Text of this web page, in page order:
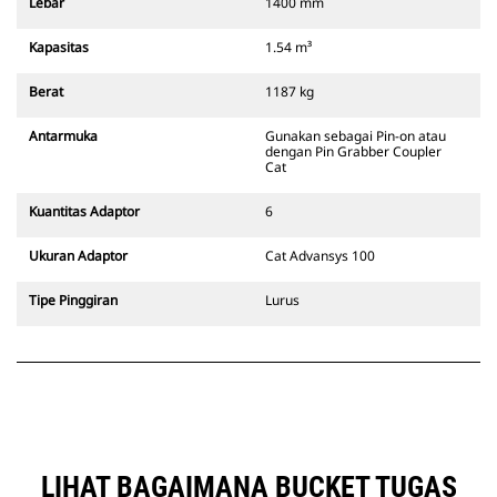
garis pandang operator.
kompatibel dengan excavator
excavator beroda. Trenching width
Attachment yang kompatibel
dengan sistem Coupler Khusus
coupler yang tetap. Coupler
penguncian jenis baji untuk
terpasang kencang.
excavator beroda.
Kapasitas 1.54 m³
Berat 1187 kg
Antarmuka
Gunakan sebagai Pin-on atau
dengan Pin Grabber Coupler
Cat
Kuantitas Adaptor 6
Ukuran Adaptor Cat Advansys 100
Tipe Pinggiran Lurus
LIHAT BAGAIMANA BUCKET TUGAS